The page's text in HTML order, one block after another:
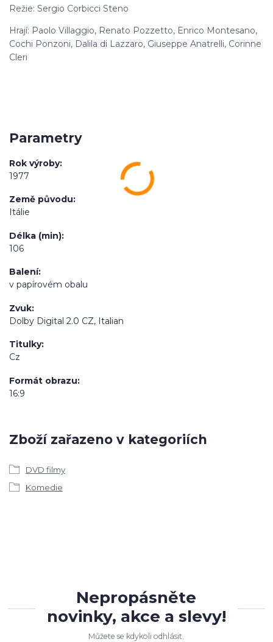
Režie: Sergio Corbicci Steno
Hrají: Paolo Villaggio, Renato Pozzetto, Enrico Montesano,
Cochi Ponzoni, Dalila di Lazzaro, Giuseppe Anatrelli, Corinne
Cleri
Parametry
Rok výroby
1977
Země původu
Itálie
Délka (min)
106
Balení
v papírovém obalu
Zvuk
Dolby Digital 2.0 CZ, Italian
Titulky
Cz
Formát obrazu
16:9
Zboží zařazeno v kategoriích
DVD filmy
Komedie
Nepropásněte
novinky, akce a slevy!
Můžete se kdykoli odhlásit.